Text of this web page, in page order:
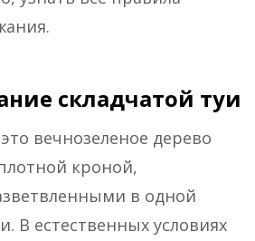
складчатой туи
вечнозеленое дерево
кроной,
в одной
В естественных условиях